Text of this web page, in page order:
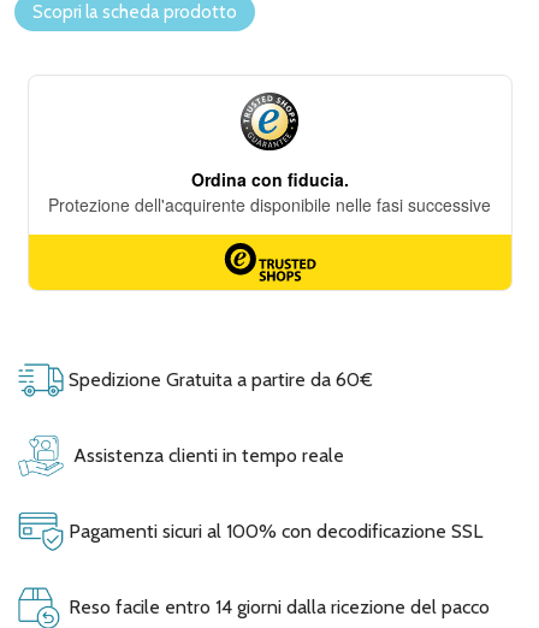
Scopri la scheda prodotto
Spedizione Gratuita a partire da 60€
Assistenza clienti in tempo reale
Pagamenti sicuri al 100% con decodificazione SSL
Reso facile entro 14 giorni dalla ricezione del pacco